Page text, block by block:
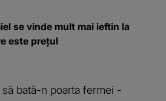
se vinde mult mai ieftin la
este prețul
bată-n poarta fermei -